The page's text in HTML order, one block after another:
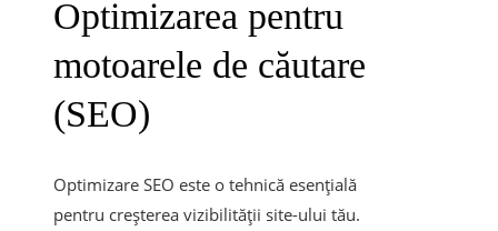
Optimizarea pentru
motoarele de căutare
(SEO)
Optimizare SEO este o tehnică esențială
pentru creșterea vizibilității site-ului tău.